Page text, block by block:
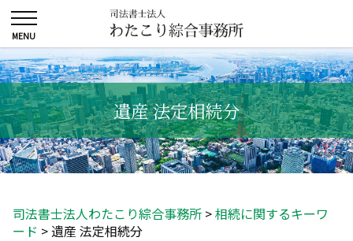
遺産 法定相続分
司法書士法人わたこり綜合事務所 >相続に関するキーワ
ード >遺産 法定相続分